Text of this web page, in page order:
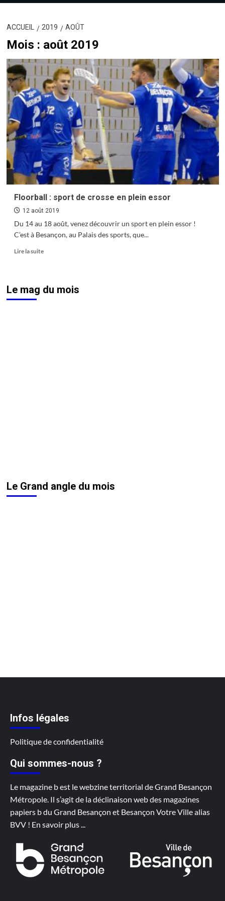
ACCUEIL 2019 AOÛT
Mois : août 2019
Floorball : sport de crosse en plein essor
12 août 2019
Du 14 au 18 août, venez découvrir un sport en plein essor !
C’est à Besançon, au Palais des sports, que...
Lire la suiteEn
Floorball
Le mag du mois
Le Grand angle du mois
Infos légales
Politique de confidentialité
Qui sommes-nous ?
Le magazine b est le webzine territorial de Grand Besançon
Métropole. Il s’agit de la déclinaison web des magazines
papiers b du Grand Besançon et Besançon Votre Ville alias
BVV ! En savoir plus...